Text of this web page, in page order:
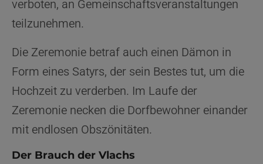
verboten, an Gemeinschaftsveranstaltungen
teilzunehmen.
Die Zeremonie betraf auch einen Dämon in
Form eines Satyrs, der sein Bestes tut, um die
Hochzeit zu verderben. Im Laufe der
Zeremonie necken die Dorfbewohner einander
mit endlosen Obszönitäten.
Der Brauch der Vlachs